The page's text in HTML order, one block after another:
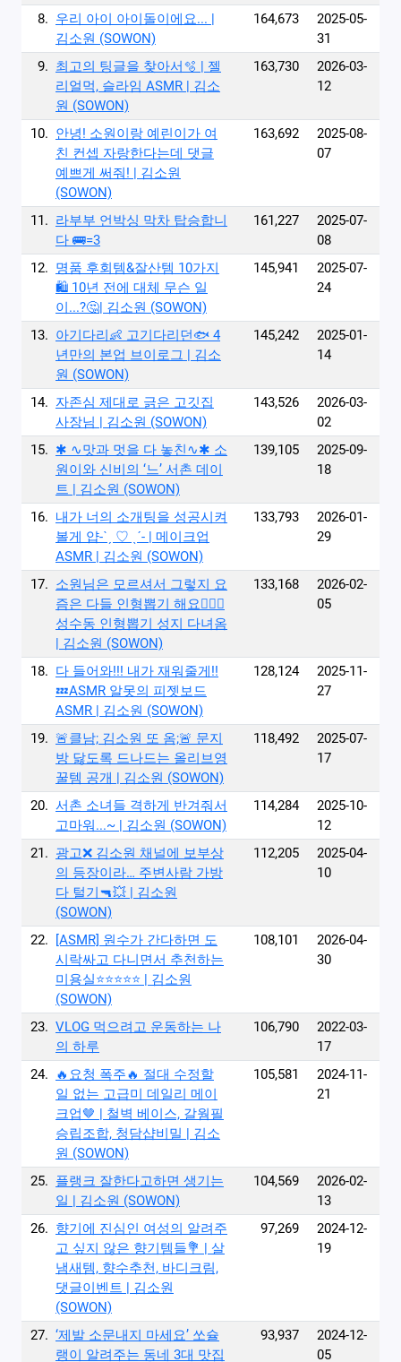
8. 우리 아이 아이돌이에요... |
김소원 (SOWON)
164,673
2025-05-
31
9. 최고의 팅글을 찾아서🫧 | 젤
리얼먹, 슬라임 ASMR | 김소
원 (SOWON)
163,730
2026-03-
12
10. 안녕! 소원이랑 예린이가 여
친 컨셉 자랑한다는데 댓글
예쁘게 써줘! | 김소원
(SOWON)
163,692
2025-08-
07
11. 라부부 언박싱 막차 탑승합니
다 🚌=3
161,227
2025-07-
08
12. 명품 후회템&잘산템 10가지
🛍️ 10년 전에 대체 무슨 일
이...?🤔| 김소원 (SOWON)
145,941
2025-07-
24
13. 아기다리👶 고기다리던🐟 4
년만의 본업 브이로그 | 김소
원 (SOWON)
145,242
2025-01-
14
14. 자존심 제대로 긁은 고깃집
사장님 | 김소원 (SOWON)
143,526
2026-03-
02
15. ✱ ∿맛과 멋을 다 놓친∿✱ 소
원이와 신비의 ‘느’ 서촌 데이
트 | 김소원 (SOWON)
139,105
2025-09-
18
16. 내가 너의 소개팅을 성공시켜
볼게 얍-ˋˏ ♡ ˎˊ- | 메이크업
ASMR | 김소원 (SOWON)
133,793
2026-01-
29
17. 소원님은 모르셔서 그렇지 요
즘은 다들 인형뽑기 해요🤷🏻‍♀️
성수동 인형뽑기 성지 다녀옴
| 김소원 (SOWON)
133,168
2026-02-
05
18. 다 들어와!!! 내가 재워줄게!!
💤ASMR 알못의 피젯보드
ASMR | 김소원 (SOWON)
128,124
2025-11-
27
19. 🚨클남; 김소원 또 옴;🚨 문지
방 닳도록 드나드는 올리브영
꿀템 공개 | 김소원 (SOWON)
118,492
2025-07-
17
20. 서촌 소녀들 격하게 반겨줘서
고마워...~ | 김소원 (SOWON)
114,284
2025-10-
12
21. 광고❌ 김소원 채널에 보부상
의 등장이라… 주변사람 가방
다 털기🔫💥 | 김소원
(SOWON)
112,205
2025-04-
10
22.
[ASMR] 원수가 간다하면 도
시락싸고 다니면서 추천하는
미용실⭐️⭐️⭐️⭐️⭐️ | 김소원
(SOWON)
108,101
2026-04-
30
23. VLOG 먹으려고 운동하는 나
의 하루
106,790
2022-03-
17
24.
🔥요청 폭주🔥 절대 수정할
일 없는 고급미 데일리 메이
크업🤎 | 철벽 베이스, 갈웜필
승립조합, 청담샵비밀 | 김소
원 (SOWON)
105,581
2024-11-
21
25. 플랭크 잘한다고하면 생기는
일 | 김소원 (SOWON)
104,569
2026-02-
13
26. 향기에 진심인 여성의 알려주
고 싶지 않은 향기템들💐 | 살
냄새템, 향수추천, 바디크림,
댓글이벤트 | 김소원
(SOWON)
97,269
2024-12-
19
27. ‘제발 소문내지 마세요’ 쏘슐
랭이 알려주는 동네 3대 맛집
93,937
2024-12-
05